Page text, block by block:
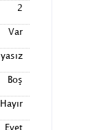
2
Var
Boş
Hayır
Evet